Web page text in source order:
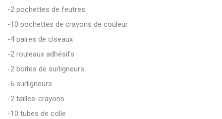
-2 pochettes de feutres
-10 pochettes de crayons de couleur
-4 paires de ciseaux
-2 rouleaux adhésifs
-2 boites de surligneurs
-6 surligneurs
-2 tailles-crayons
-10 tubes de colle